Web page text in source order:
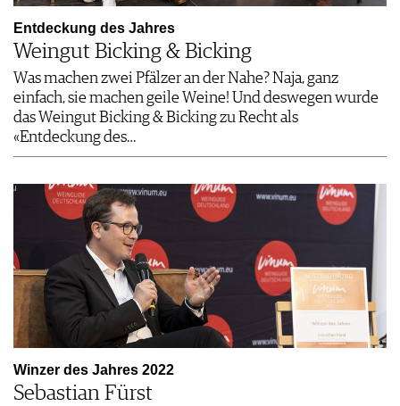
Entdeckung des Jahres
Weingut Bicking & Bicking
Was machen zwei Pfälzer an der Nahe? Naja, ganz
einfach, sie machen geile Weine! Und deswegen wurde
das Weingut Bicking & Bicking zu Recht als
«Entdeckung des…
Winzer des Jahres 2022
Sebastian Fürst